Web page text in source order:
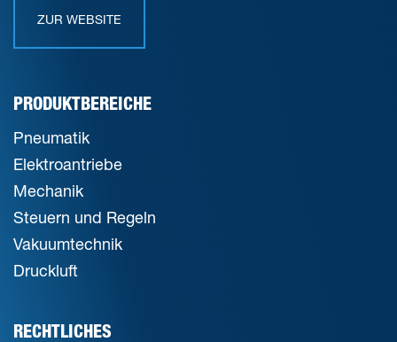
ZUR WEBSITE
PRODUKTBEREICHE
Pneumatik
Elektroantriebe
Mechanik
Steuern und Regeln
Vakuumtechnik
Druckluft
RECHTLICHES